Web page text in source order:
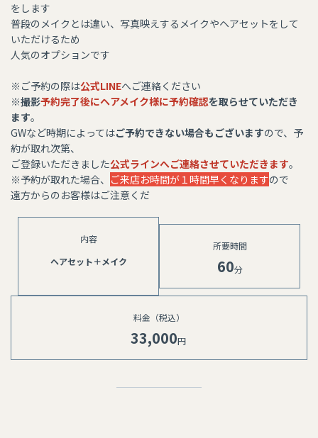
をします
普段のメイクとは違い、写真映えするメイクやヘアセットをして
いただけるため
​​​​​​​人気のオプションです
​​​​​​​※ご予約の際は公式LINEへご連絡ください
※撮影予約完了後にヘアメイク様に予約確認を取らせていただき
ます。
GWなど時期によってはご予約できない場合もございますので、予
約が取れ次第、
ご登録いただきました公式ラインへご連絡させていただきます。
※予約が取れた場合、 ご来店お時間が１時間早くなりますので
遠方からのお客様はご注意くだ
内容​​​​​
ヘアセット＋メイク
所要時間
60分
料金（税込）
33,000円 ⁡